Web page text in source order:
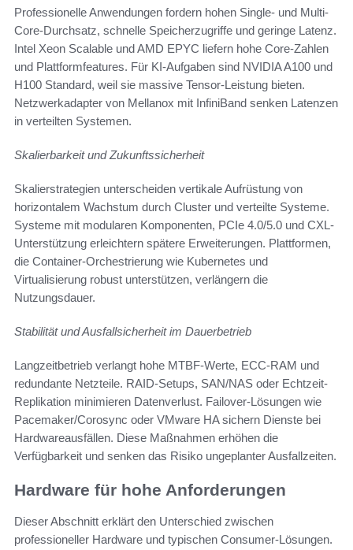
Professionelle Anwendungen fordern hohen Single- und Multi-
Core-Durchsatz, schnelle Speicherzugriffe und geringe Latenz.
Intel Xeon Scalable und AMD EPYC liefern hohe Core-Zahlen
und Plattformfeatures. Für KI-Aufgaben sind NVIDIA A100 und
H100 Standard, weil sie massive Tensor-Leistung bieten.
Netzwerkadapter von Mellanox mit InfiniBand senken Latenzen
in verteilten Systemen.
Skalierbarkeit und Zukunftssicherheit
Skalierstrategien unterscheiden vertikale Aufrüstung von
horizontalem Wachstum durch Cluster und verteilte Systeme.
Systeme mit modularen Komponenten, PCIe 4.0/5.0 und CXL-
Unterstützung erleichtern spätere Erweiterungen. Plattformen,
die Container-Orchestrierung wie Kubernetes und
Virtualisierung robust unterstützen, verlängern die
Nutzungsdauer.
Stabilität und Ausfallsicherheit im Dauerbetrieb
Langzeitbetrieb verlangt hohe MTBF-Werte, ECC-RAM und
redundante Netzteile. RAID-Setups, SAN/NAS oder Echtzeit-
Replikation minimieren Datenverlust. Failover-Lösungen wie
Pacemaker/Corosync oder VMware HA sichern Dienste bei
Hardwareausfällen. Diese Maßnahmen erhöhen die
Verfügbarkeit und senken das Risiko ungeplanter Ausfallzeiten.
Hardware für hohe Anforderungen
Dieser Abschnitt erklärt den Unterschied zwischen
professioneller Hardware und typischen Consumer-Lösungen.